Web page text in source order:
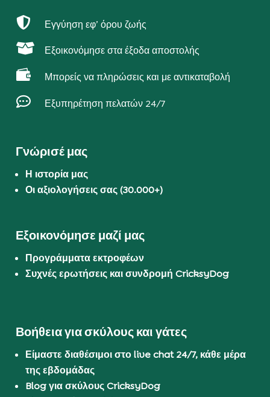
 Εγγύηση εφ’ όρου ζωής
 Εξοικονόμησε στα έξοδα αποστολής
 Μπορείς να πληρώσεις και με αντικαταβολή
 Εξυπηρέτηση πελατών 24/7
Γνώρισέ μας
Η ιστορία μας
Οι αξιολογήσεις σας (30.000+)
Εξοικονόμησε μαζί μας
Προγράμματα εκτροφέων
Συχνές ερωτήσεις και συνδρομή CricksyDog
Βοήθεια για σκύλους και γάτες
Είμαστε διαθέσιμοι στο live chat 24/7, κάθε μέρα
της εβδομάδας
Blog για σκύλους CricksyDog